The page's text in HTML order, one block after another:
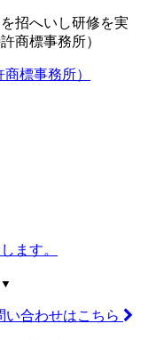
招へいし研修を実
商標事務所）
い合わせはこちら